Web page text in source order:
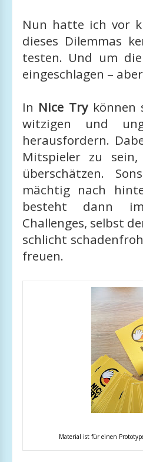
Nun hatte ich vor
dieses Dilemmas
testen. Und um
eingeschlagen –
In Nice Trykönnen
witzigen und
herausfordern.
Mitspieler zu
überschätzen.
mächtig nach
besteht dann
Challenges, selbst
schlicht
freuen.
Material ist für einen